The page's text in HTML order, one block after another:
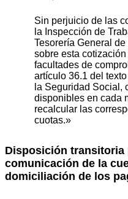
Sin perjuicio de las
la Inspección de
Tesorería General
sobre esta
facultades de
artículo 36.1 del
la Seguridad Social,
disponibles en cada
recalcular las
cuotas.»
Disposición transitoria
comunicación de la
domiciliación de los